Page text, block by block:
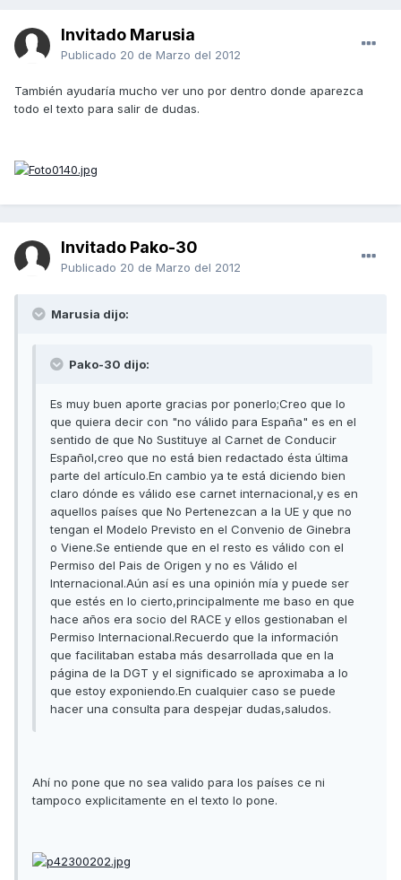
Invitado Marusia
Publicado 20 de Marzo del 2012
También ayudaría mucho ver uno por dentro donde aparezca
todo el texto para salir de dudas.
Invitado Pako-30
Publicado 20 de Marzo del 2012
Marusia dijo:
Pako-30 dijo:
Es muy buen aporte gracias por ponerlo;Creo que lo
que quiera decir con "no válido para España" es en el
sentido de que No Sustituye al Carnet de Conducir
Español,creo que no está bien redactado ésta última
parte del artículo.En cambio ya te está diciendo bien
claro dónde es válido ese carnet internacional,y es en
aquellos países que No Pertenezcan a la UE y que no
tengan el Modelo Previsto en el Convenio de Ginebra
o Viene.Se entiende que en el resto es válido con el
Permiso del Pais de Origen y no es Válido el
Internacional.Aún así es una opinión mía y puede ser
que estés en lo cierto,principalmente me baso en que
hace años era socio del RACE y ellos gestionaban el
Permiso Internacional.Recuerdo que la información
que facilitaban estaba más desarrollada que en la
página de la DGT y el significado se aproximaba a lo
que estoy exponiendo.En cualquier caso se puede
hacer una consulta para despejar dudas,saludos.
Ahí no pone que no sea valido para los países ce ni
tampoco explicitamente en el texto lo pone.